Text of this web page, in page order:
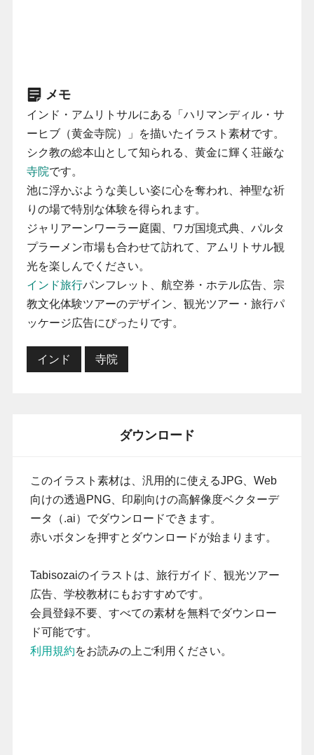
メモ
インド・アムリトサルにある「ハリマンディル・サ
ーヒブ（黄金寺院）」を描いたイラスト素材です。
シク教の総本山として知られる、黄金に輝く荘厳な
寺院です。
池に浮かぶような美しい姿に心を奪われ、神聖な祈
りの場で特別な体験を得られます。
ジャリアーンワーラー庭園、ワガ国境式典、パルタ
プラーメン市場も合わせて訪れて、アムリトサル観
光を楽しんでください。
インド旅行パンフレット、航空券・ホテル広告、宗
教文化体験ツアーのデザイン、観光ツアー・旅行パ
ッケージ広告にぴったりです。
インド 寺院
ダウンロード
このイラスト素材は、汎用的に使えるJPG、Web
向けの透過PNG、印刷向けの高解像度ベクターデ
ータ（.ai）でダウンロードできます。
赤いボタンを押すとダウンロードが始まります。
Tabisozaiのイラストは、旅行ガイド、観光ツアー
広告、学校教材にもおすすめです。
会員登録不要、すべての素材を無料でダウンロー
ド可能です。
利用規約をお読みの上ご利用ください。